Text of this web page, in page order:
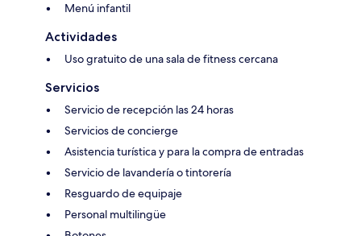
Menú infantil
Actividades
Uso gratuito de una sala de fitness cercana
Servicios
Servicio de recepción las 24 horas
Servicios de concierge
Asistencia turística y para la compra de entradas
Servicio de lavandería o tintorería
Resguardo de equipaje
Personal multilingüe